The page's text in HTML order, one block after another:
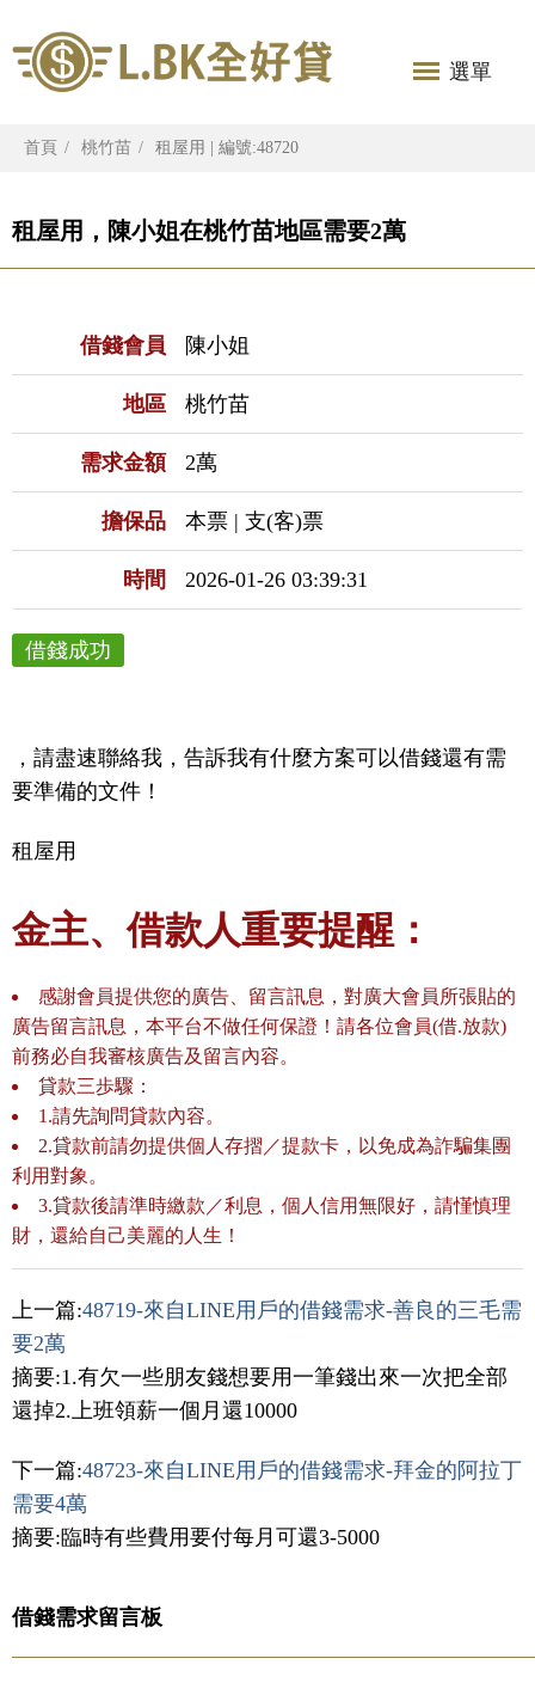
選單
首頁 桃竹苗 租屋用 | 編號:48720
租屋用，陳小姐在桃竹苗地區需要2萬
借錢會員 陳小姐
地區 桃竹苗
需求金額 2萬
擔保品 本票 | 支(客)票
時間 2026-01-26 03:39:31
借錢成功
，請盡速聯絡我，告訴我有什麼方案可以借錢還有需
要準備的文件！
租屋用
金主、借款人重要提醒：
感謝會員提供您的廣告、留言訊息，對廣大會員所張貼的
廣告留言訊息，本平台不做任何保證！請各位會員(借.放款)
前務必自我審核廣告及留言內容。
貸款三歩驟：
1.請先詢問貸款內容。
2.貸款前請勿提供個人存摺／提款卡，以免成為詐騙集團
利用對象。
3.貸款後請準時繳款／利息，個人信用無限好，請慬慎理
財，還給自己美麗的人生！
上一篇:48719-來自LINE用戶的借錢需求-善良的三毛需
要2萬
摘要:1.有欠一些朋友錢想要用一筆錢出來一次把全部
還掉2.上班領薪一個月還10000
下一篇:48723-來自LINE用戶的借錢需求-拜金的阿拉丁
需要4萬
摘要:臨時有些費用要付每月可還3-5000
借錢需求留言板